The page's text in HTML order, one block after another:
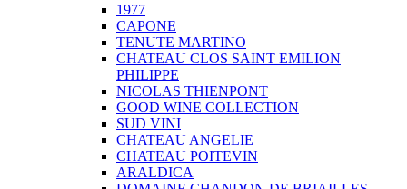
1977
CAPONE
TENUTE MARTINO
CHATEAU CLOS SAINT EMILION
PHILIPPE
NICOLAS THIENPONT
GOOD WINE COLLECTION
SUD VINI
CHATEAU ANGELIE
CHATEAU POITEVIN
ARALDICA